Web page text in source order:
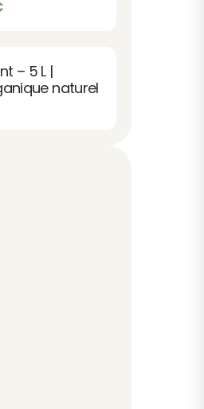
Plage
à
12,90 €
– 5 L |
naturel